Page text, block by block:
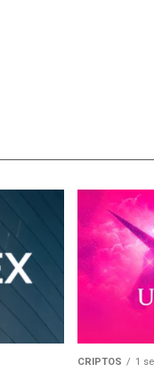
CRIPTOS 1